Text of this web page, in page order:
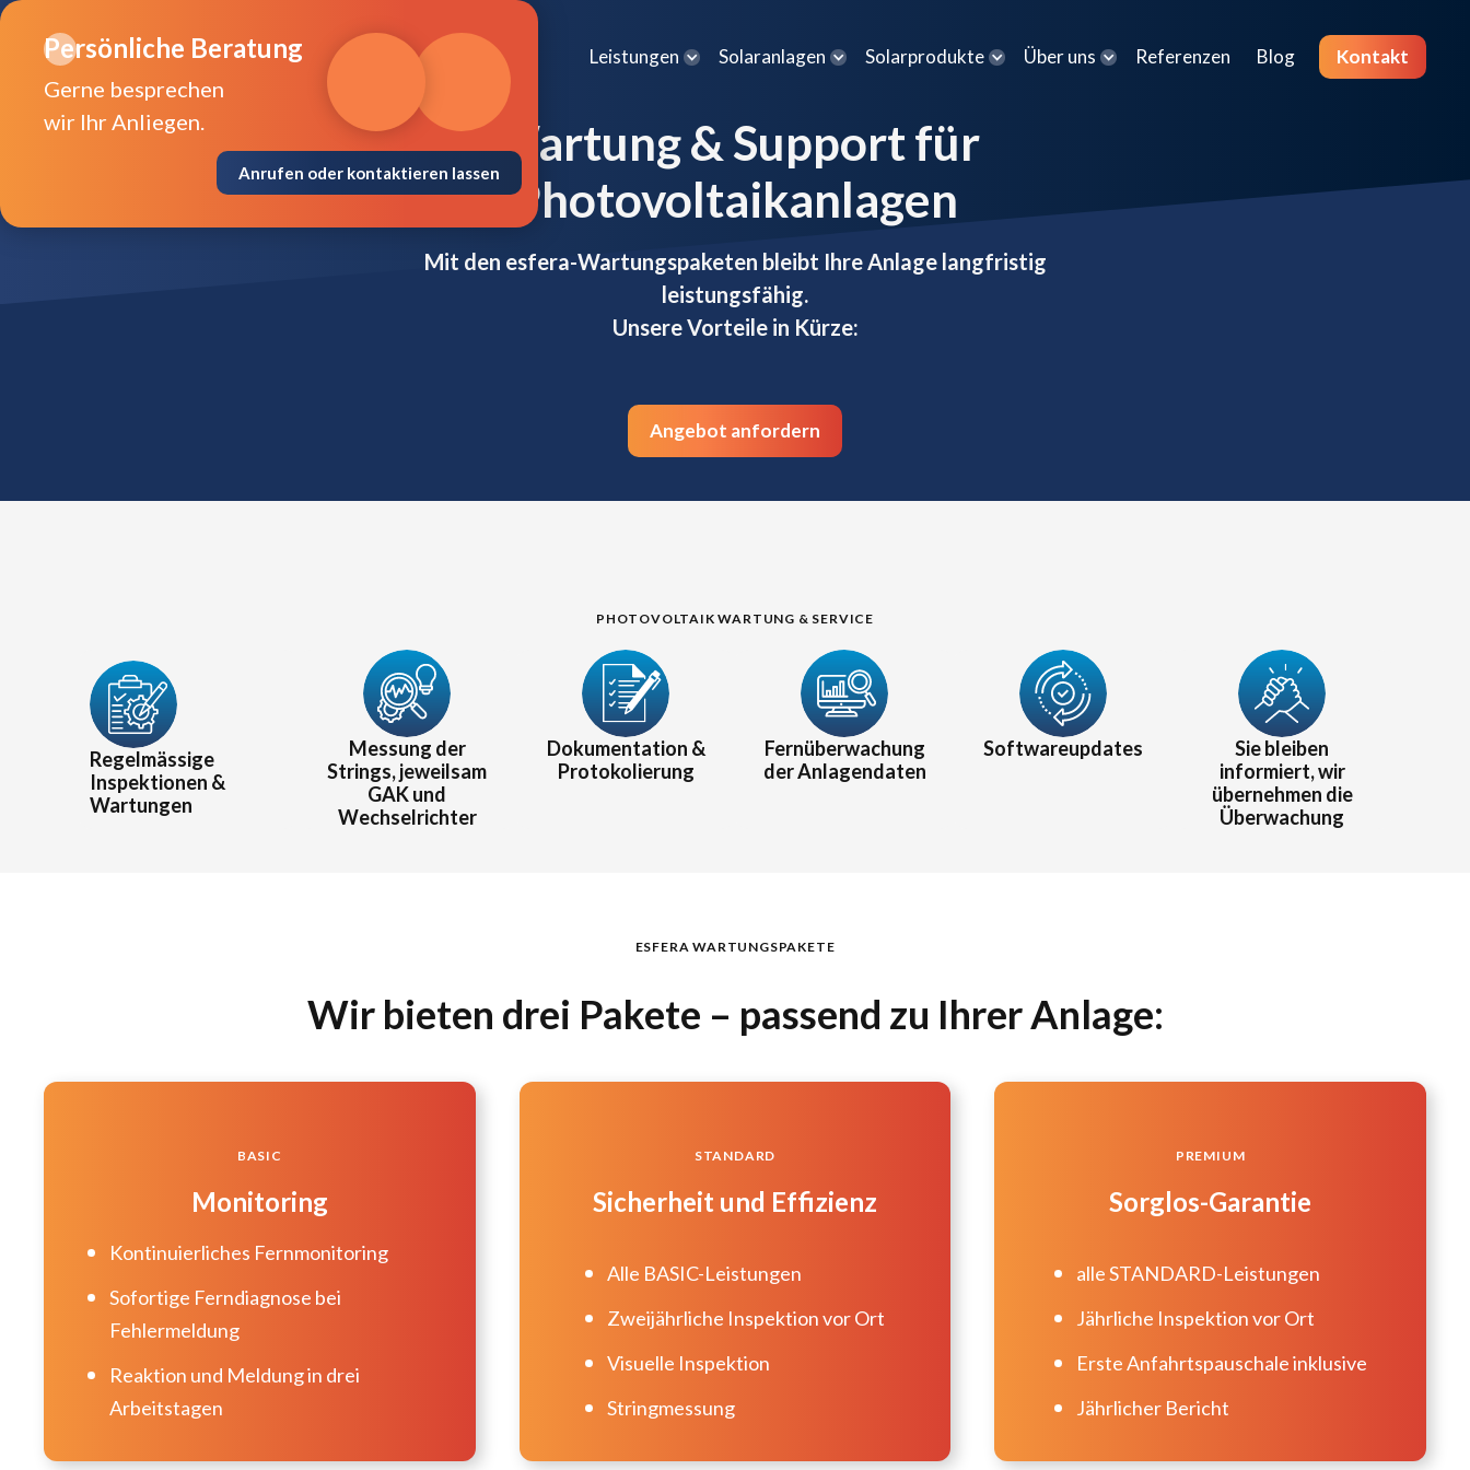
Persönliche Beratung
Gerne besprechen
wir Ihr Anliegen.
Anrufen oder kontaktieren lassen
Leistungen Solaranlagen Solarprodukte Über uns Referenzen Blog Kontakt
Wartung & Support für
Photovoltaikanlagen
Mit den esfera-Wartungspaketen bleibt Ihre Anlage langfristig
leistungsfähig.
Unsere Vorteile in Kürze:
Angebot anfordern
PHOTOVOLTAIK WARTUNG & SERVICE
Regelmässige
Inspektionen &
Wartungen
Messung der
Strings, jeweilsam
GAK und
Wechselrichter
Dokumentation &
Protokolierung
Fernüberwachung
der Anlagendaten
Softwareupdates
Sie bleiben
informiert, wir
übernehmen die
Überwachung
ESFERA WARTUNGSPAKETE
Wir bieten drei Pakete – passend zu Ihrer Anlage:
BASIC
Monitoring
Kontinuierliches Fernmonitoring
Sofortige Ferndiagnose bei
Fehlermeldung
Reaktion und Meldung in drei
Arbeitstagen
STANDARD
Sicherheit und Effizienz
Alle BASIC-Leistungen
Zweijährliche Inspektion vor Ort
Visuelle Inspektion
Stringmessung
PREMIUM
Sorglos-Garantie
alle STANDARD-Leistungen
Jährliche Inspektion vor Ort
Erste Anfahrtspauschale inklusive
Jährlicher Bericht